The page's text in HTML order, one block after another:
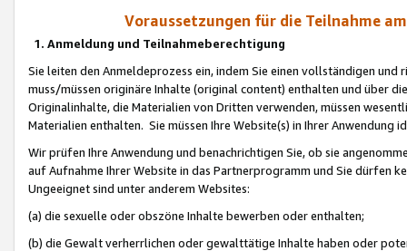
Voraussetzungen für die Teilnahme
1. Anmeldung und Teilnahmeberechtigung
Sie leiten den Anmeldeprozess ein, indem Sie einen vollständigen
muss/müssen originäre Inhalte (original content) enthalten und über
Originalinhalte, die Materialien von Dritten verwenden, müssen
Materialien enthalten. Sie müssen Ihre Website(s) in Ihrer Anwendung
Wir prüfen Ihre Anwendung und benachrichtigen Sie, ob sie
auf Aufnahme Ihrer Website in das Partnerprogramm und Sie dürfen
Ungeeignet sind unter anderem Websites:
(a) die sexuelle oder obszöne Inhalte bewerben oder enthalten;
(b) die Gewalt verherrlichen oder gewalttätige Inhalte haben oder